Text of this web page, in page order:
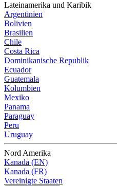
Lateinamerika und Karibik
Argentinien
Bolivien
Brasilien
Chile
Costa Rica
Dominikanische Republik
Ecuador
Guatemala
Kolumbien
Mexiko
Panama
Paraguay
Peru
Uruguay
Nord Amerika
Kanada (EN)
Kanada (FR)
Vereinigte Staaten